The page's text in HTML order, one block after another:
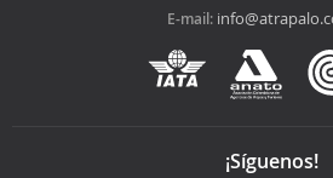
E-mail:
¡Síguenos!